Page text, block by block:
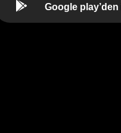
Google play’den